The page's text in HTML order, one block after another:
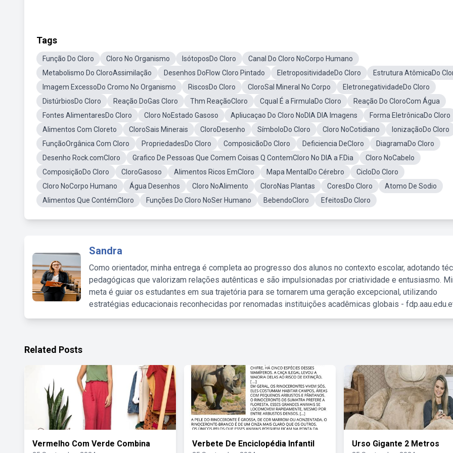
Tags
Função Do Cloro Cloro No Organismo IsótoposDo Cloro
Canal Do Cloro NoCorpo Humano
Metabolismo Do CloroAssimilação
Desenhos DoFlow Cloro Pintado EletropositividadeDo Cloro
Estrutura AtômicaDo
Imagem ExcessoDo Cromo No Organismo
RiscosDo Cloro CloroSal Mineral No Corpo
EletronegatividadeDo Cloro
DistúrbiosDo Cloro
Reação DoGas Cloro Thm ReaçãoCloro Cqual É a FirmulaDo Cloro
Reação Do CloroCom Água
Fontes AlimentaresDo Cloro
Cloro NoEstado Gasoso Apliucaçao Do Cloro NoDIA DIA Imagens
Forma EletrônicaDo Cloro
Alimentos Com Cloreto
CloroSais Minerais CloroDesenho SímboloDo Cloro Cloro NoCotidiano
IonizaçãoDo Cloro
FunçãoOrgânica Com Cloro
PropriedadesDo Cloro ComposicãoDo Cloro Deficiencia DeCloro
DiagramaDo Cloro
Desenho Rock.comCloro
Grafico De Pessoas Que Comem Coisas Q ContemCloro No DIA a F.Dia
Cloro NoCabelo
ComposiçãoDo Cloro
CloroGasoso Alimentos Ricos EmCloro Mapa MentalDo Cérebro
CicloDo Cloro
Cloro NoCorpo Humano
Água Desenhos Cloro NoAlimento CloroNas Plantas CoresDo Cloro
Atomo De Sodio
Alimentos Que ContémCloro
Funções Do Cloro NoSer Humano BebendoCloro EfeitosDo Cloro
Sandra
Como orientador, minha entrega é completa ao progresso dos alunos no contexto escolar, adotando
pedagógicas que valorizam relações autênticas e são impulsionadas por criatividade e entusiasmo.
meta é guiar os estudantes em sua trajetória para se tornarem uma geração excepcional, utilizando
estratégias educacionais reconhecidas por renomadas instituições acadêmicas globais -
Related Posts
Vermelho Com Verde Combina Verbete De Enciclopédia Infantil Urso Gigante 2 Metros